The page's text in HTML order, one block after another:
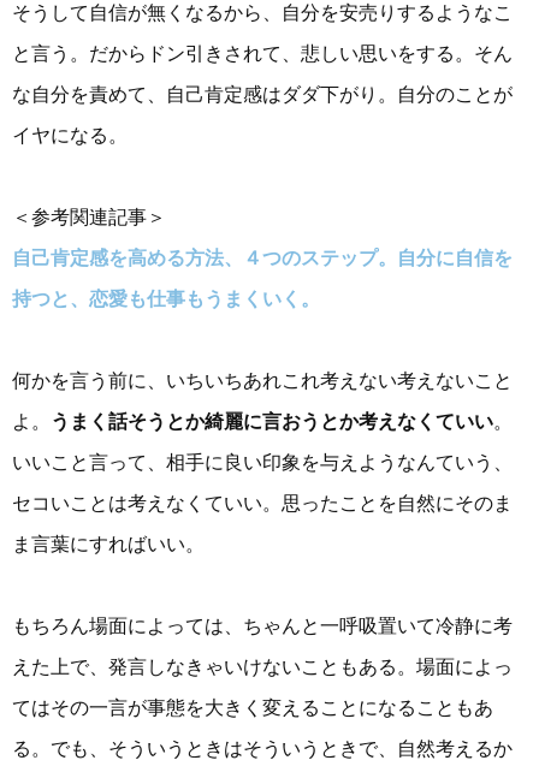
そうして自信が無くなるから、自分を安売りするようなこ
と言う。だからドン引きされて、悲しい思いをする。そん
な自分を責めて、自己肯定感はダダ下がり。自分のことが
イヤになる。
＜参考関連記事＞
自己肯定感を高める方法、４つのステップ。自分に自信を
持つと、恋愛も仕事もうまくいく。
何かを言う前に、いちいちあれこれ考えない考えないこと
よ。
うまく話そうとか綺麗に言おうとか考えなくていい。
いいこと言って、相手に良い印象を与えようなんていう、
セコいことは考えなくていい。思ったことを自然にそのま
ま言葉にすればいい。
もちろん場面によっては、ちゃんと一呼吸置いて冷静に考
えた上で、発言しなきゃいけないこともある。場面によっ
てはその一言が事態を大きく変えることになることもあ
る。でも、そういうときはそういうときで、自然考えるか